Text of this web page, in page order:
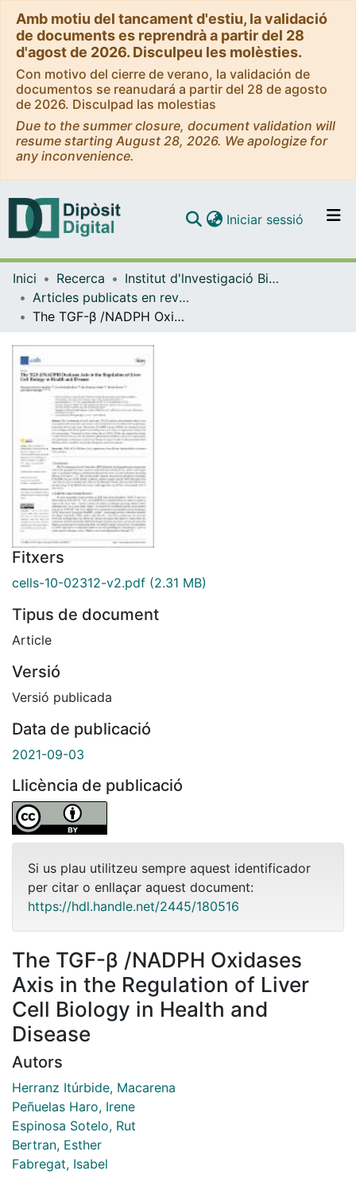
Amb motiu del tancament d'estiu, la validació
de documents es reprendrà a partir del 28
d'agost de 2026. Disculpeu les molèsties.
Con motivo del cierre de verano, la validación de
documentos se reanudará a partir del 28 de agosto
de 2026. Disculpad las molestias
Due to the summer closure, document validation will
resume starting August 28, 2026. We apologize for
any inconvenience.
Navega per tot el DD
Com publicar
Iniciar sessió (current)
Inici Recerca
Institut d'lnvestigació Biomèdica de Bellvitge (IDIBELL)
Articles publicats en revistes (Institut d'lnvestigació Biomèdica de Bellvitge (IDIBELL))
The TGF-β /NADPH Oxidases Axis in the Regulation of Liver Cell Biology in Health and Disease
Fitxers
cells-10-02312-v2.pdf (2.31 MB)
Tipus de document
Article
Versió
Versió publicada
Data de publicació
2021-09-03
Llicència de publicació
Si us plau utilitzeu sempre aquest identificador
per citar o enllaçar aquest document:
https://hdl.handle.net/2445/180516
The TGF-β /NADPH Oxidases
Axis in the Regulation of Liver
Cell Biology in Health and
Disease
Autors
Herranz Itúrbide, Macarena
Peñuelas Haro, Irene
Espinosa Sotelo, Rut
Bertran, Esther
Fabregat, Isabel